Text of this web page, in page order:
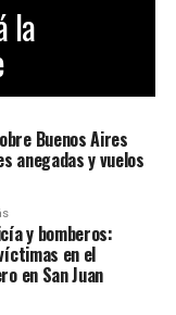
la
Buenos Aires
anegadas y vuelos
y bomberos:
en el
en San Juan